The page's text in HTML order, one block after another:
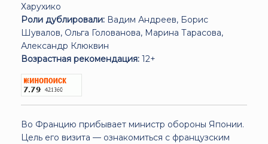
Харухико
Роли дублировали: Вадим Андреев, Борис
Шувалов, Ольга Голованова, Марина Тарасова,
Александр Клюквин
Возрастная рекомендация: 12+
Во Францию прибывает министр обороны Японии.
Цель его визита — ознакомиться с французским